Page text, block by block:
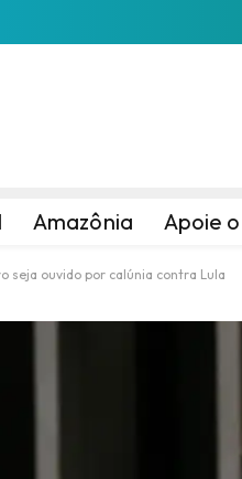
Amazônia Apoie
seja ouvido por calúnia contra Lula